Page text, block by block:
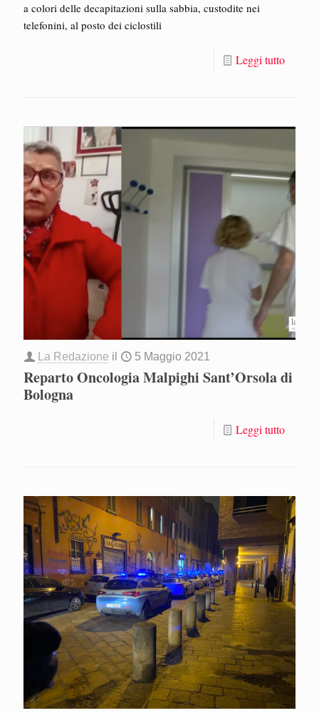
a colori delle decapitazioni sulla sabbia, custodite nei
telefonini, al posto dei ciclostili
Leggi tutto
La Redazione il 5 Maggio 2021
Reparto Oncologia Malpighi Sant’Orsola di
Bologna
Leggi tutto